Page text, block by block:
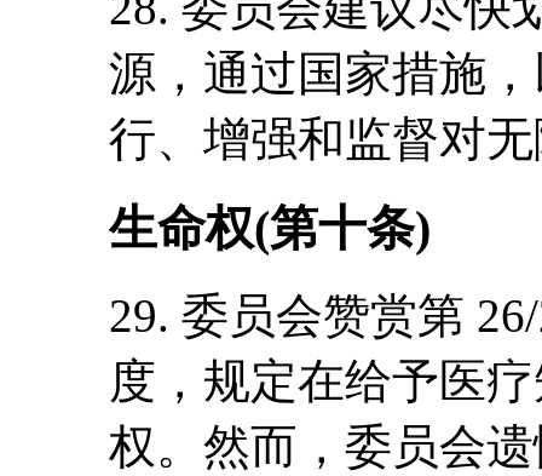
源，通过国家措施
行、增强和监督对
生命权(第十条)
29. 委员会赞赏第
度，规定在给予医
权。然而，委员会